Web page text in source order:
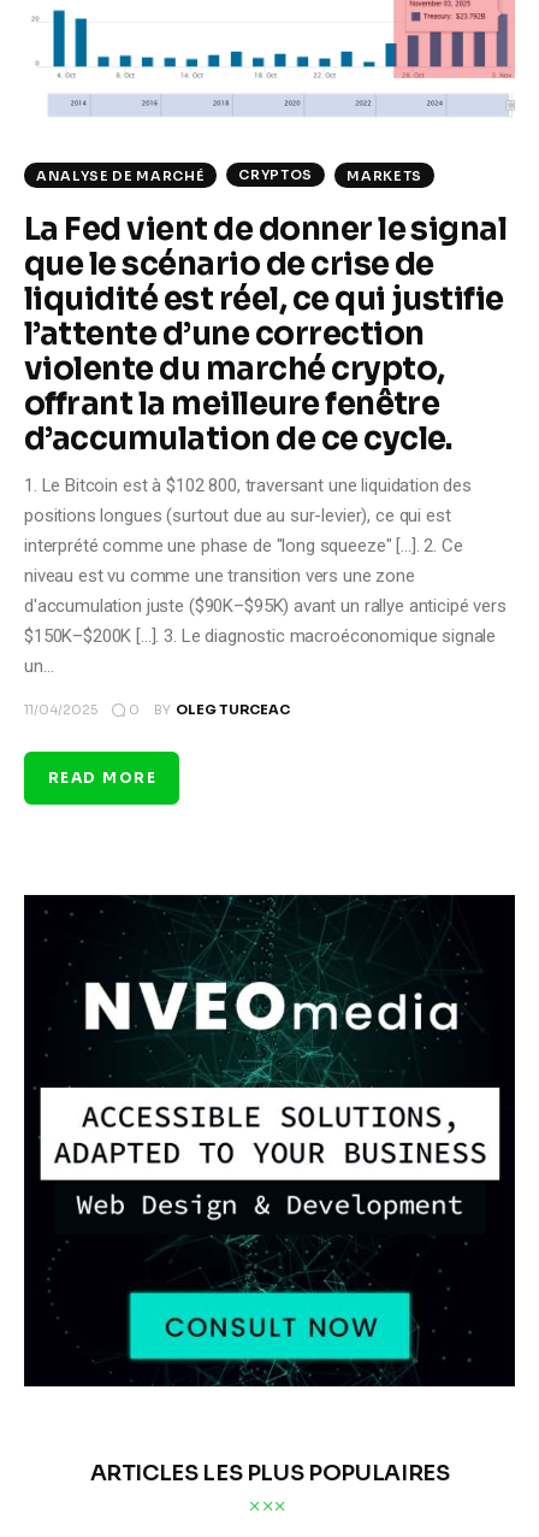
Markets
Shop
ANALYSE DE MARCHÉ CRYPTOS MARKETS
La Fed vient de donner le signal
que le scénario de crise de
liquidité est réel, ce qui justifie
l’attente d’une correction
violente du marché crypto,
offrant la meilleure fenêtre
d’accumulation de ce cycle.
1. Le Bitcoin est à $102 800, traversant une liquidation des
positions longues (surtout due au sur-levier), ce qui est
interprété comme une phase de "long squeeze" [...]. 2. Ce
niveau est vu comme une transition vers une zone
d'accumulation juste ($90K–$95K) avant un rallye anticipé vers
$150K–$200K [...]. 3. Le diagnostic macroéconomique signale
un…
11/04/2025 0 BY OLEG TURCEAC
READ MORE
ARTICLES LES PLUS POPULAIRES